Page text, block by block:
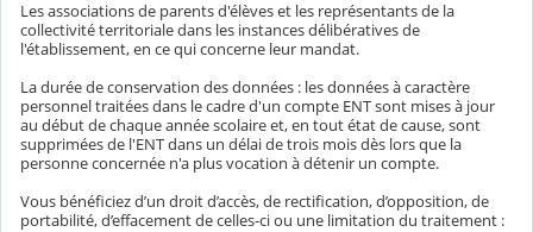
Les associations de parents d'élèves et les représentants de la
collectivité territoriale dans les instances délibératives de
l'établissement, en ce qui concerne leur mandat.
La durée de conservation des données : les données à caractère
personnel traitées dans le cadre d'un compte ENT sont mises à jour
au début de chaque année scolaire et, en tout état de cause, sont
supprimées de l'ENT dans un délai de trois mois dès lors que la
personne concernée n'a plus vocation à détenir un compte.
Vous bénéficiez d’un droit d’accès, de rectification, d’opposition, de
portabilité, d’effacement de celles-ci ou une limitation du traitement :